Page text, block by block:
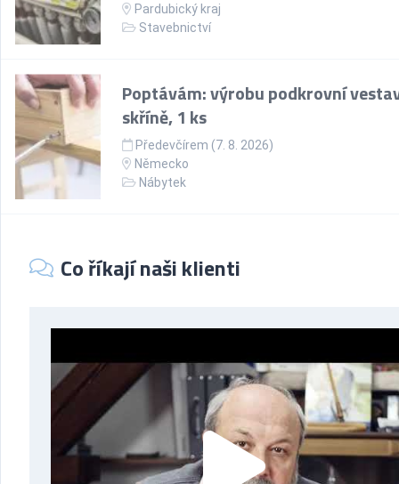
Pardubický kraj
Stavebnictví
Poptávám: výrobu podkrovní
skříně, 1 ks
Předevčírem (7. 8. 2026)
Německo
Nábytek
Co říkají naši klienti